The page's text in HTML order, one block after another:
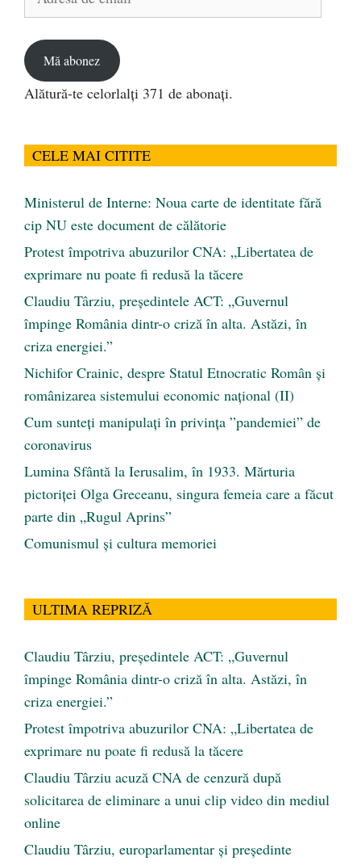
Mă abonez
Alătură-te celorlalți 371 de abonați.
CELE MAI CITITE
Ministerul de Interne: Noua carte de identitate fără
cip NU este document de călătorie
Protest împotriva abuzurilor CNA: „Libertatea de
exprimare nu poate fi redusă la tăcere
Claudiu Târziu, președintele ACT: „Guvernul
împinge România dintr-o criză în alta. Astăzi, în
criza energiei.”
Nichifor Crainic, despre Statul Etnocratic Român şi
românizarea sistemului economic naţional (II)
Cum sunteți manipulați în privința ”pandemiei” de
coronavirus
Lumina Sfântă la Ierusalim, în 1933. Mărturia
pictoriței Olga Greceanu, singura femeia care a făcut
parte din „Rugul Aprins”
Comunismul şi cultura memoriei
ULTIMA REPRIZĂ
Claudiu Târziu, președintele ACT: „Guvernul
împinge România dintr-o criză în alta. Astăzi, în
criza energiei.”
Protest împotriva abuzurilor CNA: „Libertatea de
exprimare nu poate fi redusă la tăcere
Claudiu Târziu acuză CNA de cenzură după
solicitarea de eliminare a unui clip video din mediul
online
Claudiu Târziu, europarlamentar și președinte